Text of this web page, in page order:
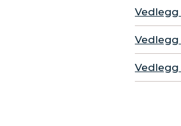
Vedlegg
Vedlegg
Vedlegg